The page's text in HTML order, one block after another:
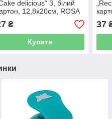
delicious“ 3, білий
12,8х20см, ROSA
₴
Купити
37